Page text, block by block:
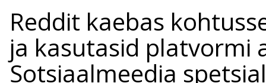
Reddit kaebas
ja kasutasid platvormi
Sotsiaalmeedia